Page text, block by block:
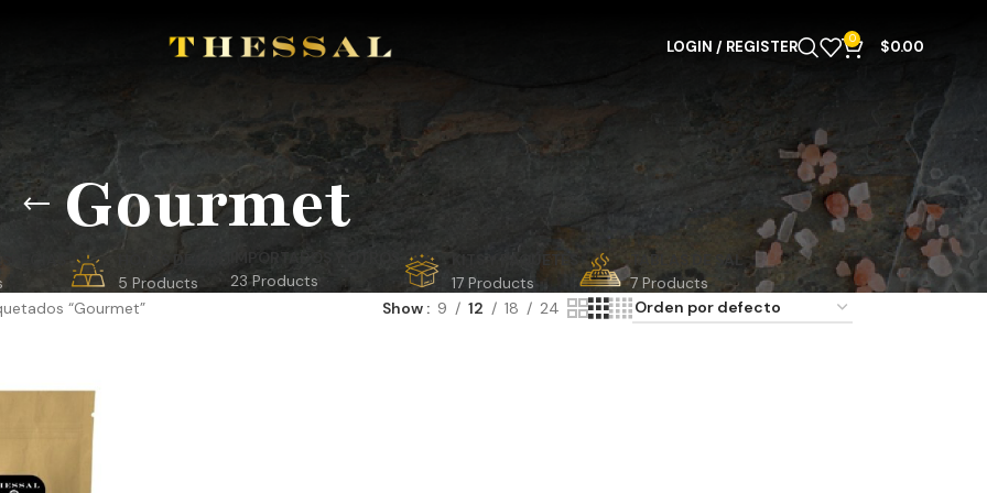
LOGIN / REGISTER 0 $0.00
Gourmet
HOJAS DE ORO
5 Products
IMPORTADOS Y OTROS
23 Products
KITS Y PAQUETES
17 Products
TABLAS DE SAL
7 Products
“Gourmet” Show 9 12 18 24